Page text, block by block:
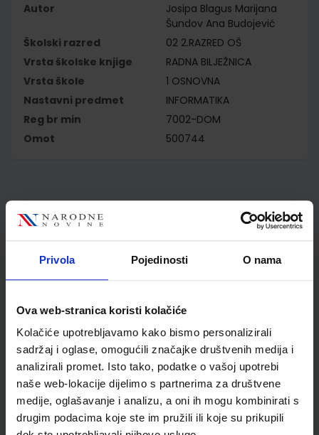
Privola Pojedinosti O nama
Ova web-stranica koristi kolačiće
Kolačiće upotrebljavamo kako bismo personalizirali
sadržaj i oglase, omogućili značajke društvenih medija i
analizirali promet. Isto tako, podatke o vašoj upotrebi
naše web-lokacije dijelimo s partnerima za društvene
medije, oglašavanje i analizu, a oni ih mogu kombinirati s
drugim podacima koje ste im pružili ili koje su prikupili
Autor
Josipa Blagus Marijana
Šundov Ana Budojević
Školski razred
02 2.RAZRED OŠ
Vrsta školske knjige
RADNA BILJEŽNICA
Vrsta škole
1 OSNOVNA
Nastavni predmet
INFORMATIKA
Reg br min
7002-DOM
Omot
500744
Kupci najčešće biraju..
Omot PVC za školske
410x287; tip 744